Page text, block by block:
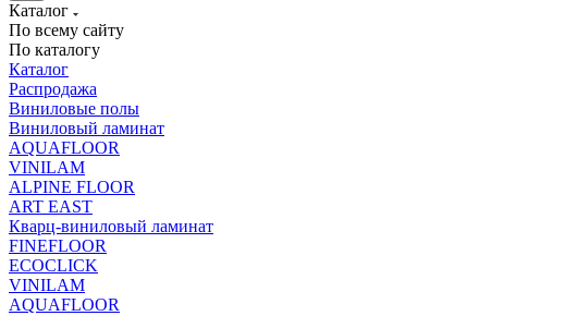
Каталог
По всему сайту
По каталогу
Каталог
Распродажа
Виниловые полы
Виниловый ламинат
AQUAFLOOR
VINILAM
ALPINE FLOOR
ART EAST
Кварц-виниловый ламинат
FINEFLOOR
ECOCLICK
VINILAM
AQUAFLOOR